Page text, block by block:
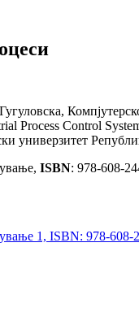
Process Control
универзитет
ISBN: 978-608-
1, ISBN: 978-